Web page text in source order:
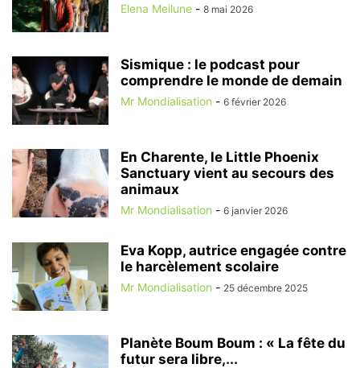
Elena Meilune - 8 mai 2026
Sismique : le podcast pour
comprendre le monde de demain
Mr Mondialisation - 6 février 2026
En Charente, le Little Phoenix
Sanctuary vient au secours des
animaux
Mr Mondialisation - 6 janvier 2026
Eva Kopp, autrice engagée contre
le harcèlement scolaire
Mr Mondialisation - 25 décembre 2025
Planète Boum Boum : « La fête du
futur sera libre,...